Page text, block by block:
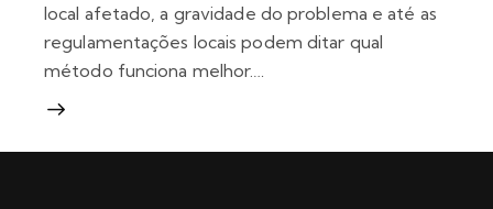
local afetado, a gravidade do problema e até as
regulamentações locais podem ditar qual
método funciona melhor.…